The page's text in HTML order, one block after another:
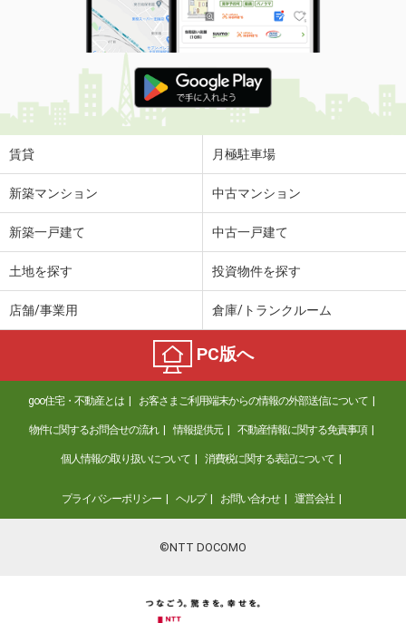
賃貸 月極駐車場
新築マンション 中古マンション
新築一戸建て 中古一戸建て
土地を探す 投資物件を探す
店舗/事業用 倉庫/トランクルーム
PC版へ
goo住宅・不動産とは お客さまご利用端末からの情報の外部送信について
物件に関するお問合せの流れ 情報提供元 不動産情報に関する免責事項
個人情報の取り扱いについて 消費税に関する表記について
プライバシーポリシー ヘルプ お問い合わせ 運営会社
©NTT DOCOMO